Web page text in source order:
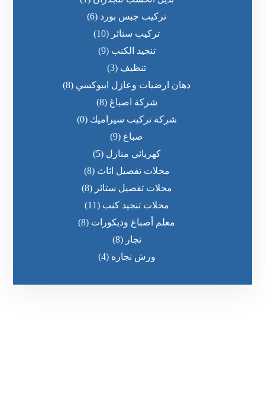
تركيب جبس بورد (6)
تركيب ستائر (10)
تنجيد الكنب (9)
تنظيف (3)
دهان ارضيات وعازل ايبوكسي (8)
شركة اصباغ (8)
شركة تركيب سيراميك (0)
صباغ (9)
كهربائي منازل (5)
محلات تفصيل اثاث (8)
محلات تفصيل ستائر (8)
محلات تنجيد كنب (11)
معلم أصباغ وديكورات (8)
نجار (8)
ورش نجاره (4)